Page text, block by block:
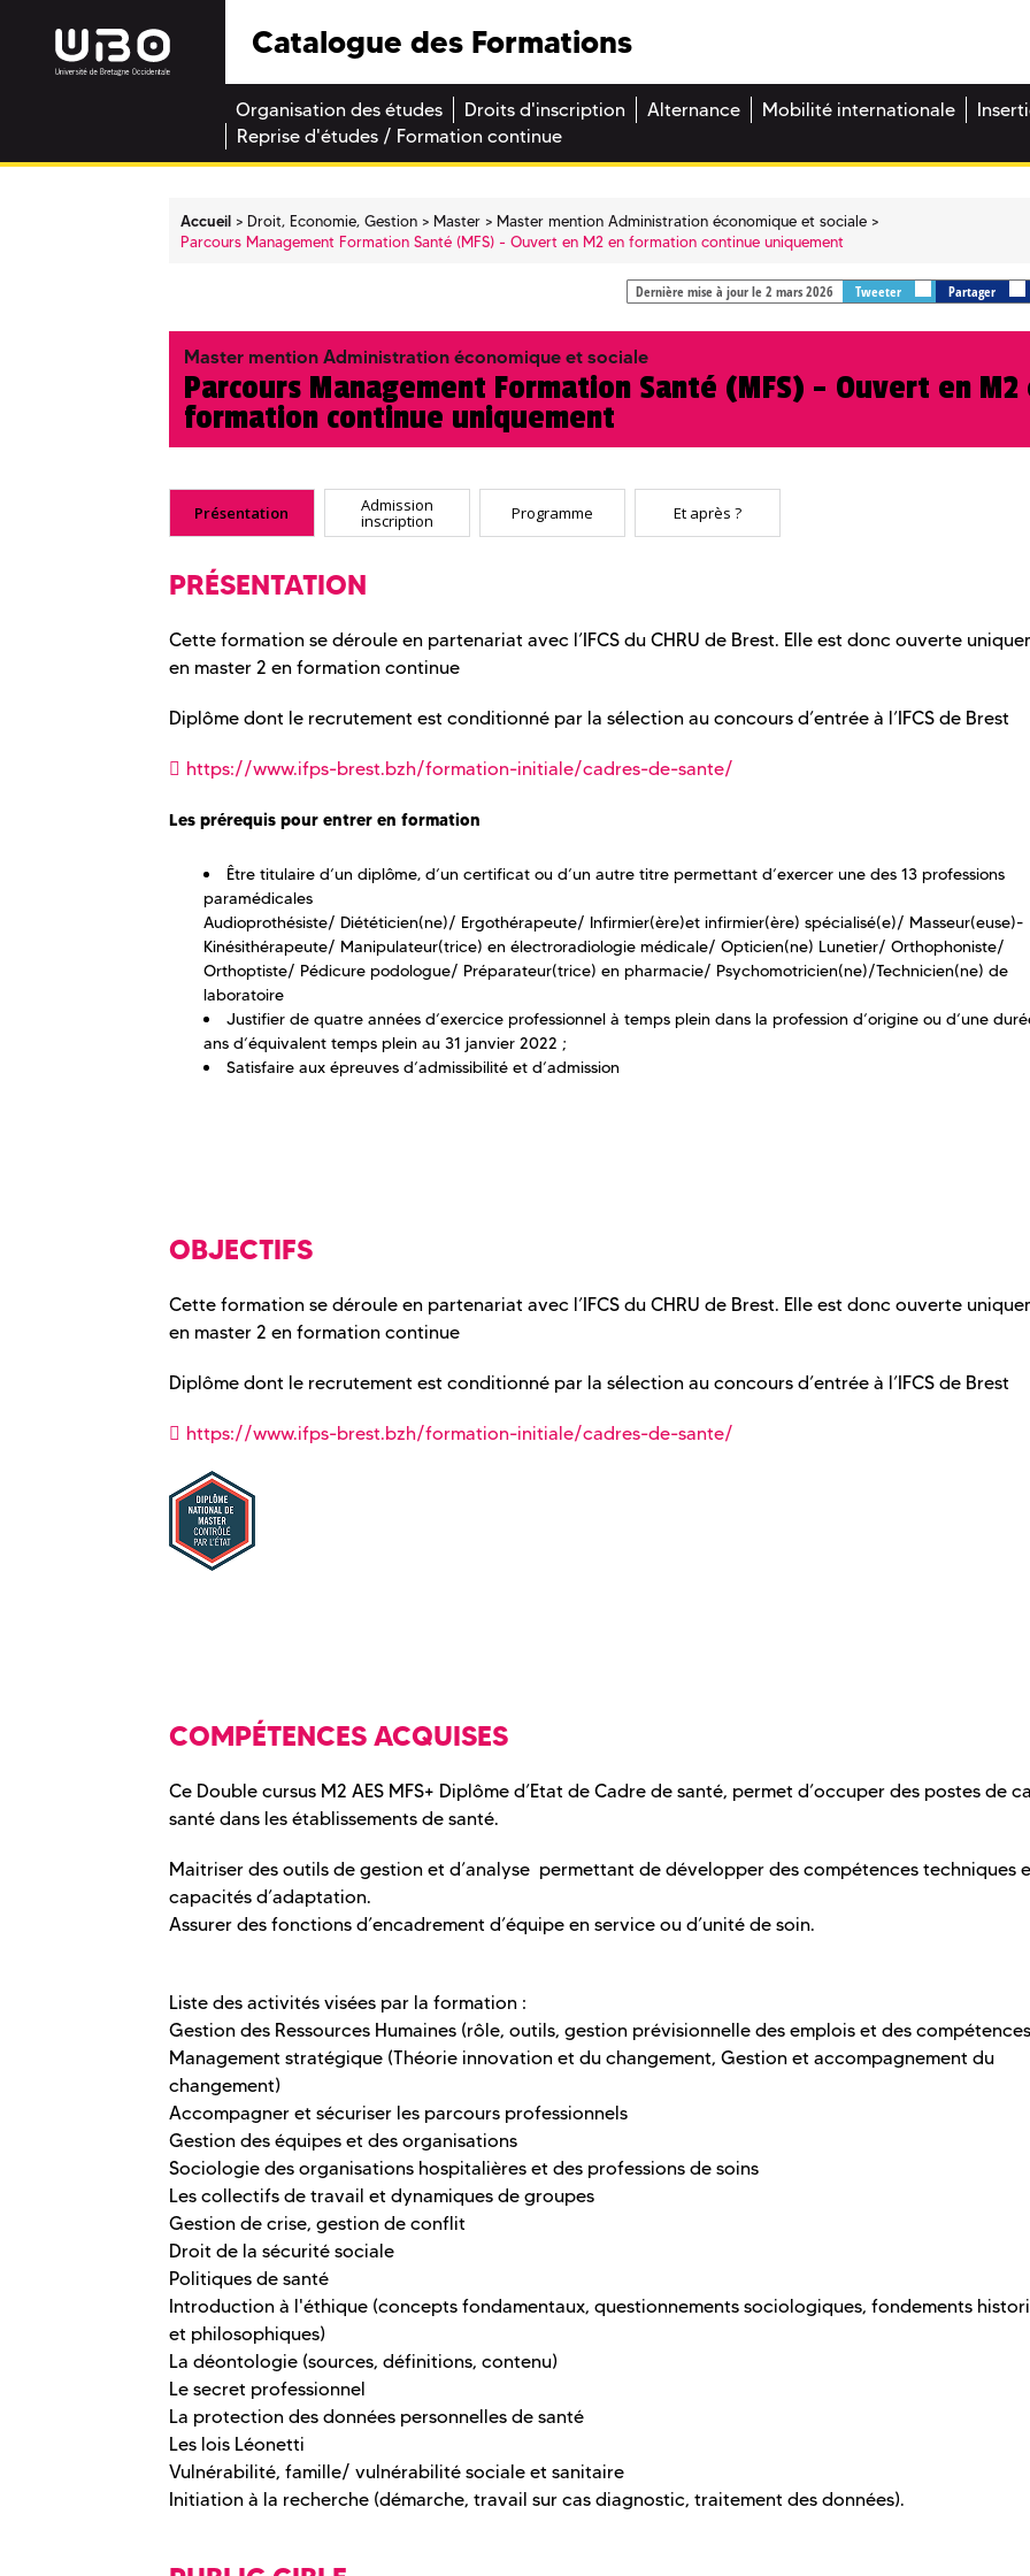
Catalogue des Formations
Organisation des études Droits d'inscription Alternance Mobilité internationale
Reprise d'études / Formation continue
Accueil Droit, Economie, Gestion Master
Master mention Administration économique et sociale
Parcours Management Formation Santé (MFS) - Ouvert en M2 en formation continue uniquement
Dernière mise à jour le 2 mars 2026 Tweeter Partager
Master mention Administration économique et sociale
Parcours Management Formation Santé (MFS) - Ouvert en M2
formation continue uniquement
Présentation Admission
inscription Programme Et après ?
PRÉSENTATION
Cette formation se déroule en partenariat avec l’IFCS du CHRU de Brest. Elle est donc ouverte
en master 2 en formation continue
Diplôme dont le recrutement est conditionné par la sélection au concours d’entrée à l’IFCS de Brest
https://www.ifps-brest.bzh/formation-initiale/cadres-de-sante/
Les prérequis pour entrer en formation
Être titulaire d’un diplôme, d’un certificat ou d’un autre titre permettant d’exercer une des 13 professions
paramédicales
Audioprothésiste/ Diététicien(ne)/ Ergothérapeute/ Infirmier(ère)et infirmier(ère) spécialisé(e)/ Masseur(euse)-
Kinésithérapeute/ Manipulateur(trice) en électroradiologie médicale/ Opticien(ne) Lunetier/ Orthophoniste/
Orthoptiste/ Pédicure podologue/ Préparateur(trice) en pharmacie/ Psychomotricien(ne)/Technicien(ne) de
laboratoire
Justifier de quatre années d’exercice professionnel à temps plein dans la profession d’origine ou d’une
ans d’équivalent temps plein au 31 janvier 2022 ;
Satisfaire aux épreuves d’admissibilité et d’admission
OBJECTIFS
Cette formation se déroule en partenariat avec l’IFCS du CHRU de Brest. Elle est donc ouverte
en master 2 en formation continue
Diplôme dont le recrutement est conditionné par la sélection au concours d’entrée à l’IFCS de Brest
https://www.ifps-brest.bzh/formation-initiale/cadres-de-sante/
COMPÉTENCES ACQUISES
Ce Double cursus M2 AES MFS+ Diplôme d’Etat de Cadre de santé, permet d’occuper des postes de
santé dans les établissements de santé.
Maitriser des outils de gestion et d’analyse permettant de développer des compétences techniques
capacités d’adaptation.
Assurer des fonctions d’encadrement d’équipe en service ou d’unité de soin.
Liste des activités visées par la formation :
Gestion des Ressources Humaines (rôle, outils, gestion prévisionnelle des emplois et des
Management stratégique (Théorie innovation et du changement, Gestion et accompagnement du
changement)
Accompagner et sécuriser les parcours professionnels
Gestion des équipes et des organisations
Sociologie des organisations hospitalières et des professions de soins
Les collectifs de travail et dynamiques de groupes
Gestion de crise, gestion de conflit
Droit de la sécurité sociale
Politiques de santé
Introduction à l'éthique (concepts fondamentaux, questionnements sociologiques, fondements
et philosophiques)
La déontologie (sources, définitions, contenu)
Le secret professionnel
La protection des données personnelles de santé
Les lois Léonetti
Vulnérabilité, famille/ vulnérabilité sociale et sanitaire
Initiation à la recherche (démarche, travail sur cas diagnostic, traitement des données).